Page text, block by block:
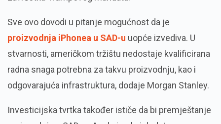
Sve ovo dovodi u pitanje mogućnost da je
proizvodnja iPhonea u SAD-u uopće izvediva. U
stvarnosti, američkom tržištu nedostaje kvalificirana
radna snaga potrebna za takvu proizvodnju, kao i
odgovarajuća infrastruktura, dodaje Morgan Stanley.
Investicijska tvrtka također ističe da bi premještanje